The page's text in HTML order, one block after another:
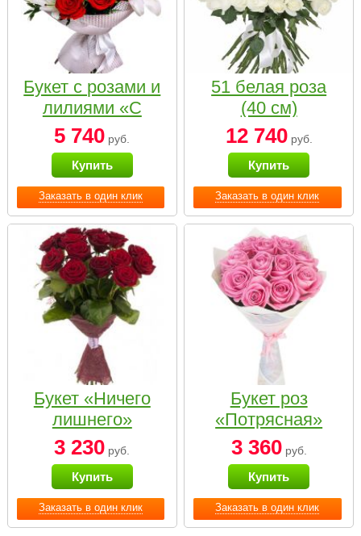
Заказать в один клик
Букет с розами и
лилиями «С
наилучшими
пожеланиями»
5 740 руб.
Купить
Заказать в один клик
51 белая роза
(40 см)
12 740руб.
Купить
Заказать в один клик
Букет «Ничего
лишнего»
3 230 руб.
Купить
Заказать в один клик
Букет роз
«Потрясная»
3 360руб.
Купить